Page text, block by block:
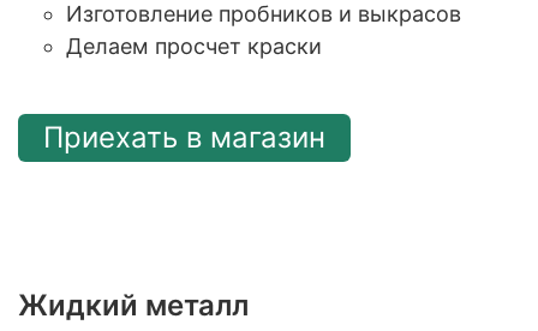
Изготовление пробников и выкрасов
Делаем просчет краски
Приехать в магазин
Жидкий металл